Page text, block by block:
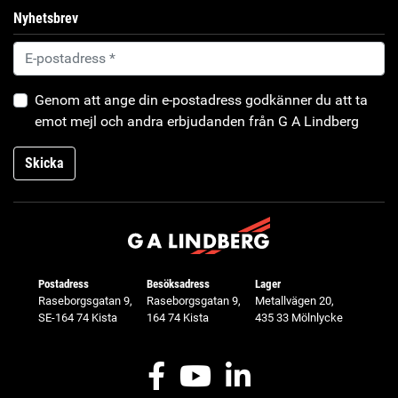
Nyhetsbrev
Genom att ange din e-postadress godkänner du att ta
emot mejl och andra erbjudanden från G A Lindberg
Skicka
Postadress
Raseborgsgatan 9,
SE-164 74 Kista
Besöksadress
Raseborgsgatan 9,
164 74 Kista
Lager
Metallvägen 20,
435 33 Mölnlycke
FacebookYoutubeLinkedIn